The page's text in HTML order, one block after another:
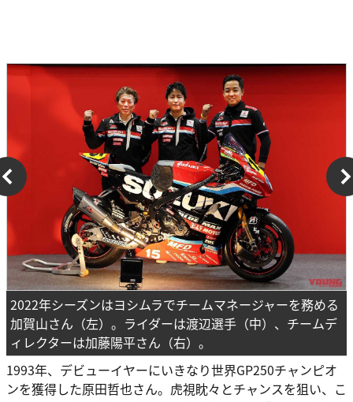
2022年シーズンはヨシムラでチームマネージャーを務める
加賀山さん（左）。ライダーは渡辺選手（中）、チームデ
ィレクターは加藤陽平さん（右）。
1993年、デビューイヤーにいきなり世界GP250チャンピオ
ンを獲得した原田哲也さん。虎視眈々とチャンスを狙い、こ